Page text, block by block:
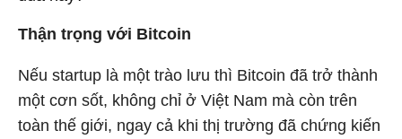
Thận trọng với Bitcoin
Nếu startup là một trào lưu thì Bitcoin đã trở thành
một cơn sốt, không chỉ ở Việt Nam mà còn trên
toàn thế giới, ngay cả khi thị trường đã chứng kiến